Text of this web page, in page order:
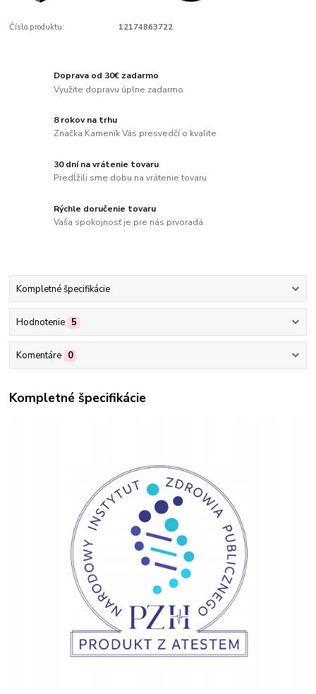
Číslo produktu: 12174863722
Doprava od 30€ zadarmo
Využite dopravu úplne zadarmo
8 rokov na trhu
Značka Kameník Vás presvedčí o kvalite
30 dní na vrátenie tovaru
Predĺžili sme dobu na vrátenie tovaru
Rýchle doručenie tovaru
Vaša spokojnosť je pre nás prvoradá
Kompletné špecifikácie
Hodnotenie 5
Komentáre 0
Kompletné špecifikácie